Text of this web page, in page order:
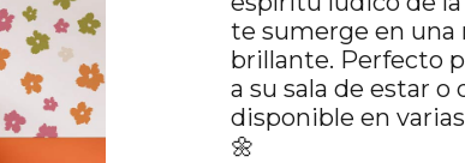
te sumerge en una
brillante. Perfecto
a su sala de estar
disponible en
🌼